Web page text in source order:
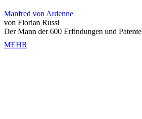
Manfred von Ardenne
von Florian Russi
Der Mann der 600 Erfindungen und Patente
MEHR